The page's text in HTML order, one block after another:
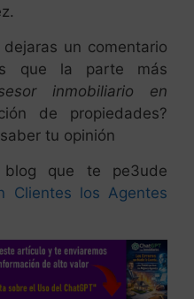
un comentario
que la parte más
inmobiliario en
de propiedades?
tu opinión
que te pe3ude
Clientes los Agentes